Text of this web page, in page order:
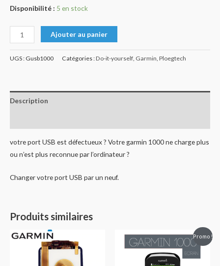
Disponibilité : 5 en stock
Ajouter au panier
UGS : Gusb1000 Catégories :Do-it-yourself, Garmin, Ploegtech
Description
votre port USB est défectueux ? Votre garmin 1000 ne charge plus
ou n’est plus reconnue par l’ordinateur ?
Changer votre port USB par un neuf.
Produits similaires
Promo !